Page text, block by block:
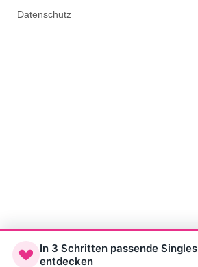
Datenschutz
In 3 Schritten passende Singles
entdecken